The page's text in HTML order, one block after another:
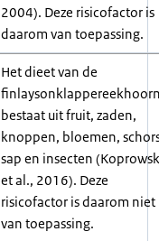
2004). Deze risicofactor is
daarom van toepassing.
Het dieet van de
bestaat uit fruit, zaden,
knoppen, bloemen,
sap en insecten
et al., 2016). Deze
risicofactor is daarom niet
van toepassing.